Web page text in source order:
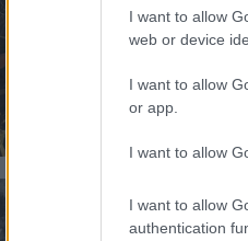
I want to allow
web or device
I want to allow
or app.
I want to allow
I want to allow
authentication